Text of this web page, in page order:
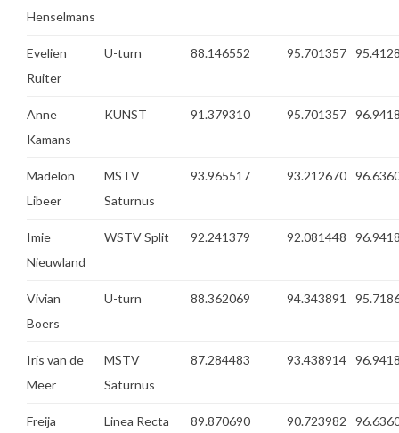
Henselmans
Evelien
Ruiter
U-turn 88.146552 95.701357
Anne
Kamans
KUNST 91.379310 95.701357
Madelon
Libeer
MSTV
Saturnus
93.965517 93.212670
Imie
Nieuwland
WSTV Split 92.241379 92.081448
Vivian
Boers
U-turn 88.362069 94.343891
Iris van de
Meer
MSTV
Saturnus
87.284483 93.438914
Freija
Linea Recta 89.870690 90.723982